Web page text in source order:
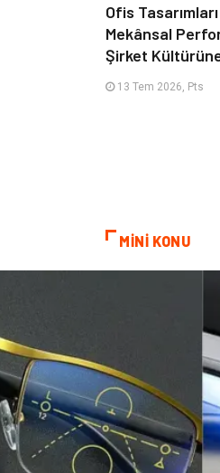
Ofis
Mekânsal
Şirket
13 Tem 2026, Pts
MİNİ KONU